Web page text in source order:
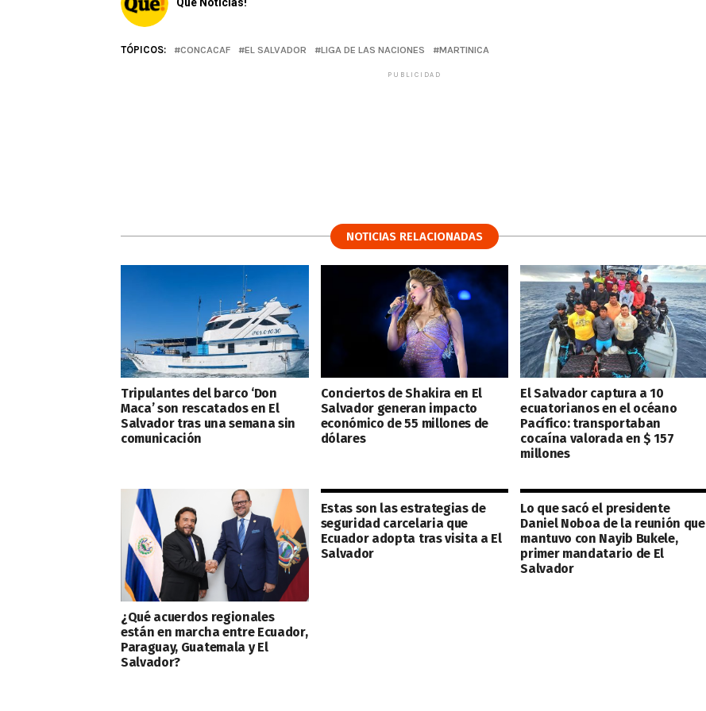
Qué Noticias!
TÓPICOS: CONCACAF EL SALVADOR LIGA DE LAS NACIONES MARTINICA
PUBLICIDAD
NOTICIAS RELACIONADAS
Tripulantes del barco ‘Don
Maca’ son rescatados en El
Salvador tras una semana sin
comunicación
Conciertos de Shakira en El
Salvador generan impacto
económico de 55 millones de
dólares
El Salvador captura a 10
ecuatorianos en el océano
Pacífico: transportaban
cocaína valorada en $ 157
millones
¿Qué acuerdos regionales
están en marcha entre Ecuador,
Paraguay, Guatemala y El
Salvador?
Estas son las estrategias de
seguridad carcelaria que
Ecuador adopta tras visita a El
Salvador
Lo que sacó el presidente
Daniel Noboa de la reunión que
mantuvo con Nayib Bukele,
primer mandatario de El
Salvador